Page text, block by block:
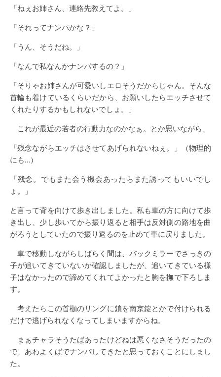
「ねぇお姉さん、連絡先教えてよ。」
「それってナンパかな？」
「うん、そうだね。」
「なんで私なんかナンパするの？」
「そりゃお姉さんが可愛いしエロそうだからじゃん。そんな
首輪も着けているくらいだから、お願いしたらエッチさせて
くれたりするかもしれないでしょ。」
これが最近の若者の行動力なのかなぁ。とか思いながら、
「残念ながらエッチはさせてあげられないねぇ。」（物理的
にも…）
「残念。でもまた会う機会あったらまた誘ってもいいでし
ょ。」
と言って背を向けて歩き出しました。私も車の方に向けて歩
き出し、少し歩いてから振り返ると相手は反対側の路地を曲
がろうとしていたので振り返るのを止めて車に戻りました。
車で移動しながらしばらく間は、バックミラーでさっきの
子が追いてきていないか確認しましたが、追いてきている様
子はなかったので諦めてくれてよかったと胸を撫で下ろしま
す。
考えたらこの首枷のリングに鎖を南京錠とかで付けられる
だけで逃げられなくなってしまいますからね。
まぁチャラそうたばあったけどねは悪くなさそうだったの
で、あわよくばでナンパしてきたと思っておくことにしまし
た。